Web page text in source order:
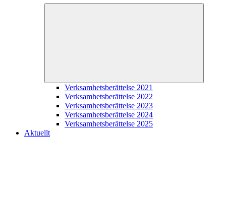
Verksamhetsberättelse 2021
Verksamhetsberättelse 2022
Verksamhetsberättelse 2023
Verksamhetsberättelse 2024
Verksamhetsberättelse 2025
Aktuellt